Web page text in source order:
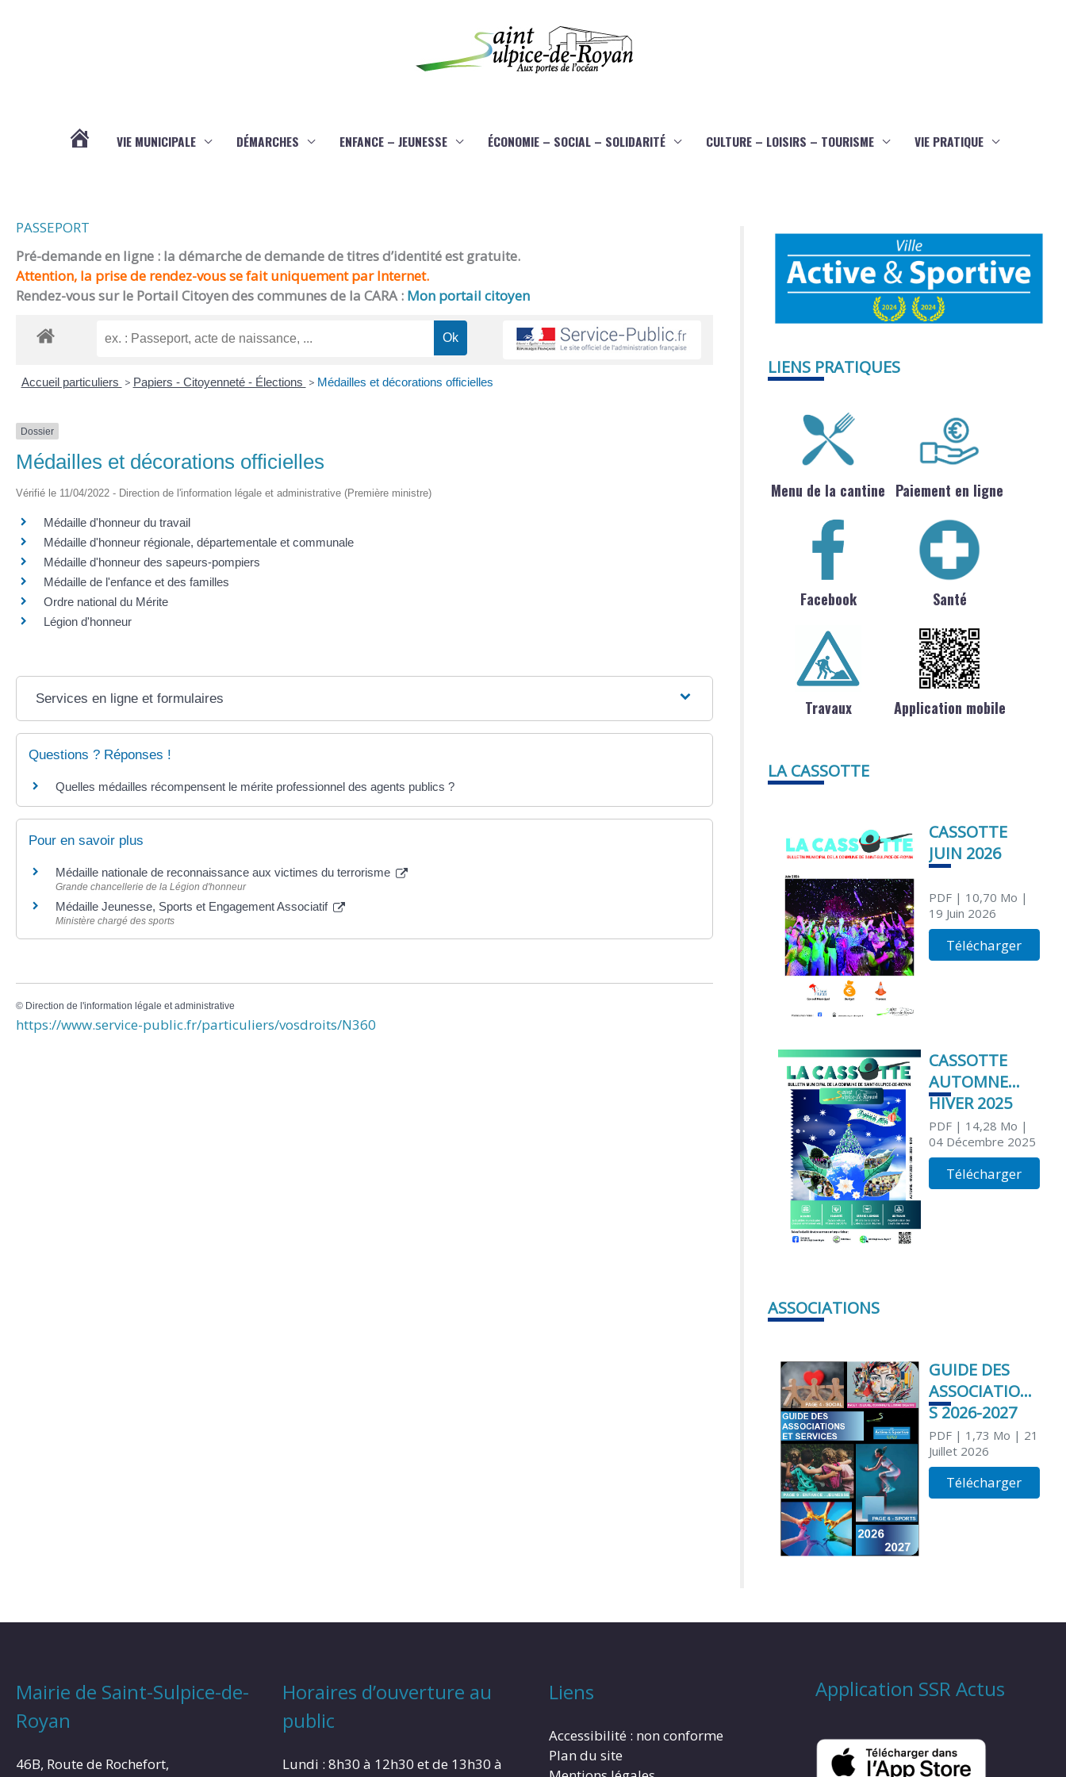
VIE MUNICIPALE DÉMARCHES ENFANCE – JEUNESSE ÉCONOMIE – SOCIAL – SOLIDARITÉ CULTURE – LOISIRS – TOURISME VIE PRATIQUE
PASSEPORT
Pré-demande en ligne : la démarche de demande de titres d’identité est gratuite.
Attention, la prise de rendez-vous se fait uniquement par Internet.
Rendez-vous sur le Portail Citoyen des communes de la CARA : Mon portail citoyen
Accueil particuliers > Papiers - Citoyenneté - Élections > Médailles et décorations officielles
Dossier
Médailles et décorations officielles
Vérifié le 11/04/2022 - Direction de l'information légale et administrative (Première ministre)
Médaille d'honneur du travail
Médaille d'honneur régionale, départementale et communale
Médaille d'honneur des sapeurs-pompiers
Médaille de l'enfance et des familles
Ordre national du Mérite
Légion d'honneur
Services en ligne et formulaires
Questions ? Réponses !
Quelles médailles récompensent le mérite professionnel des agents publics ?
Pour en savoir plus
Médaille nationale de reconnaissance aux victimes du terrorisme
Grande chancellerie de la Légion d'honneur
Médaille Jeunesse, Sports et Engagement Associatif
Ministère chargé des sports
© Direction de l'information légale et administrative
https://www.service-public.fr/particuliers/vosdroits/N360
LIENS PRATIQUES
Menu de la cantine Paiement en ligne
Facebook Santé
Travaux Application mobile
LA CASSOTTE
CASSOTTE
JUIN 2026
PDF| 10,70 Mo |
19 Juin 2026
Télécharger
CASSOTTE
AUTOMNE
HIVER 2025
PDF| 14,28 Mo |
04 Décembre 2025
Télécharger
ASSOCIATIONS
GUIDE DES
ASSOCIATION
S 2026-2027
PDF| 1,73 Mo | 21
Juillet 2026
Télécharger
Mairie de Saint-Sulpice-de-
Royan
46B, Route de Rochefort,
Horaires d’ouverture au
public
Lundi : 8h30 à 12h30 et de 13h30 à
Liens
Accessibilité : non conforme
Plan du site
Application SSR Actus